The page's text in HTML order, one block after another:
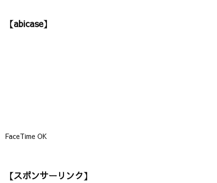
リ【abicase】
FaceTime OK
【スポンサーリンク】